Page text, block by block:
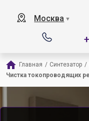
Москва ▼
Главная / Синтезатор /
Чистка токопроводящих